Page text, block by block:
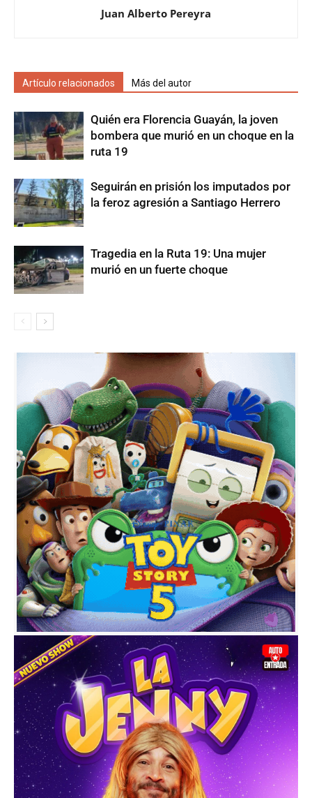
Juan Alberto Pereyra
Artículo relacionados Más del autor
Quién era Florencia Guayán, la joven
bombera que murió en un choque en la
ruta 19
Seguirán en prisión los imputados por
la feroz agresión a Santiago Herrero
Tragedia en la Ruta 19: Una mujer
murió en un fuerte choque